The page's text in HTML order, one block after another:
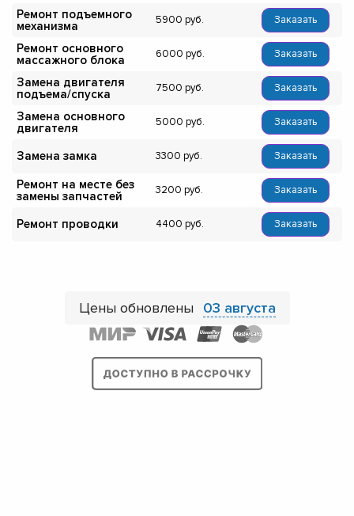
Ремонт подъемного
механизма
5900 Заказать
Ремонт основного
массажного блока
6000 Заказать
Замена двигателя
подъема/спуска
7500 Заказать
Замена основного
двигателя
5000 Заказать
Замена замка 3300 Заказать
Ремонт на месте без
замены запчастей
3200 Заказать
Ремонт проводки 4400 Заказать
Цены обновлены 03 августа